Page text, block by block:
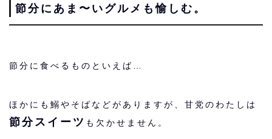
節分にあま〜いグルメも愉しむ。
節分に食べるものといえば…
ほかにも鰯やそばなどがありますが、甘党のわたしは
節分スイーツ も欠かせません。